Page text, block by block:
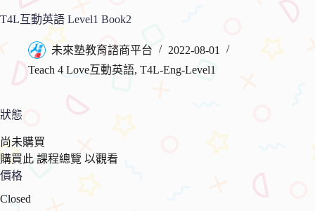
容
T4L互動英語 Level1 Book2
未來塾教育諮商平台
2022-08-01
Teach 4 Love互動英語, T4L-Eng-Level1
狀態
尚未購買
購買此 課程總覽 以觀看
價格
Closed